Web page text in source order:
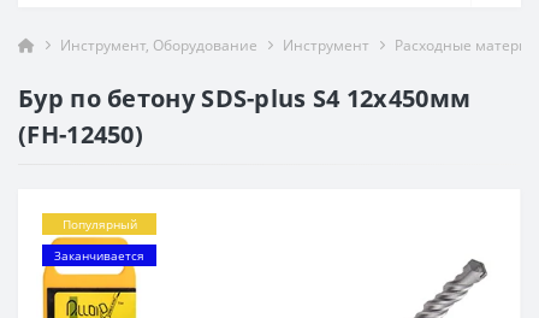
Инструмент, Оборудование Инструмент Расходные
Бур по бетону SDS-plus S4 12x450мм
(FH-12450)
Популярный
Заканчивается